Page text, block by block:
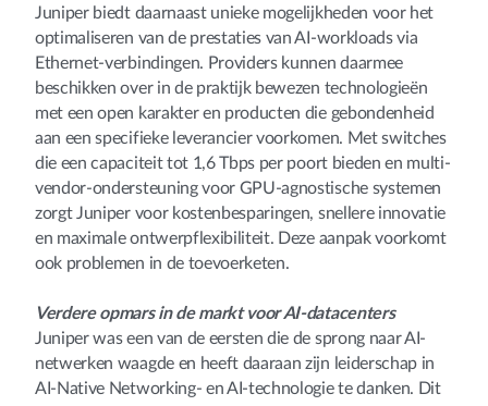
Juniper biedt daarnaast unieke mogelijkheden voor het
optimaliseren van de prestaties van AI-workloads via
Ethernet-verbindingen. Providers kunnen daarmee
beschikken over in de praktijk bewezen technologieën
met een open karakter en producten die gebondenheid
aan een specifieke leverancier voorkomen. Met switches
die een capaciteit tot 1,6 Tbps per poort bieden en multi-
vendor-ondersteuning voor GPU-agnostische systemen
zorgt Juniper voor kostenbesparingen, snellere innovatie
en maximale ontwerpflexibiliteit. Deze aanpak voorkomt
ook problemen in de toevoerketen.
Verdere opmars in de markt voor AI-datacenters
Juniper was een van de eersten die de sprong naar AI-
netwerken waagde en heeft daaraan zijn leiderschap in
AI-Native Networking- en AI-technologie te danken. Dit